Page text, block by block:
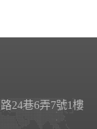
24巷6弄7號1樓